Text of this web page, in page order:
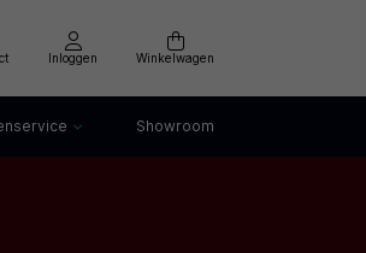
Inloggen Winkelwagen
Showroom